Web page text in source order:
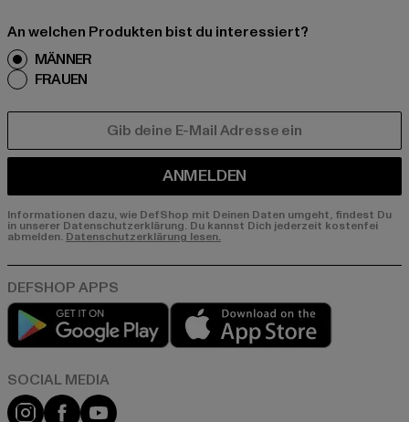
An welchen Produkten bist du interessiert?
MÄNNER
FRAUEN
ANMELDEN
Informationen dazu, wie DefShop mit Deinen Daten umgeht, findest Du
in unserer Datenschutzerklärung. Du kannst Dich jederzeit kostenfei
abmelden. Datenschutzerklärung lesen.
Play market
Instagram
FacebookYouTube